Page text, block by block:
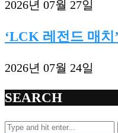
2026년 07월 27일
‘LCK 레전드 매치
2026년 07월 24일
SEARCH